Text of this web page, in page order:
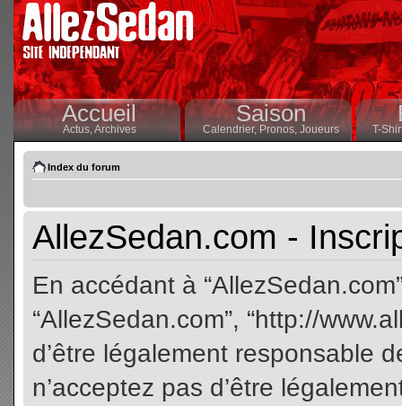
Accueil
Actus,Archives
Saison
Calendrier,Pronos, Joueurs T-
Index du forum
AllezSedan.com -
En accédant à
“AllezSedan.com”, “http://
d’être légalement responsable
n’acceptez pas d’être